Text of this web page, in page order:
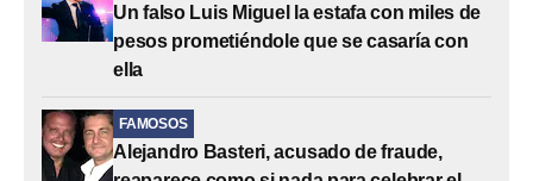
Un falso Luis Miguel la estafa con miles de
pesos prometiéndole que se casaría con
ella
FAMOSOS
Alejandro Basteri, acusado de fraude,